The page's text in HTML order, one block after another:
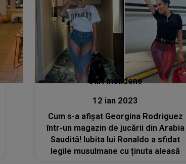
Stiri mondene
12 ian 2023
Cum s-a afișat Georgina Rodriguez
într-un magazin de jucării din Arabia
Saudită! Iubita lui Ronaldo a sfidat
legile musulmane cu ținuta aleasă